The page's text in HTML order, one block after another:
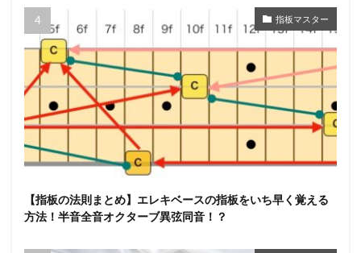
指板マスター
【指板の法則まとめ】エレキベースの指板をいち早く覚える
方法！半音全音オクターブ異弦同音！？